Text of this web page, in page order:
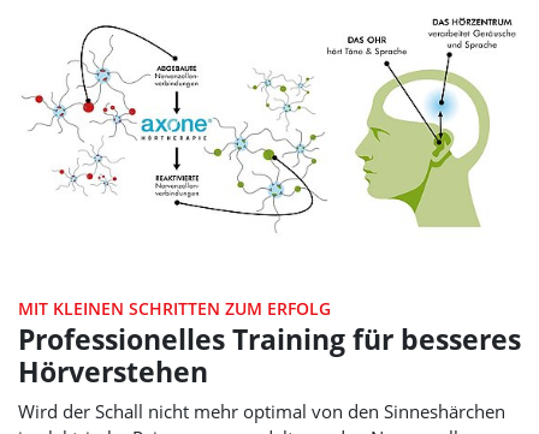
MIT KLEINEN SCHRITTEN ZUM ERFOLG
Professionelles Training für besseres
Hörverstehen
Wird der Schall nicht mehr optimal von den Sinneshärchen